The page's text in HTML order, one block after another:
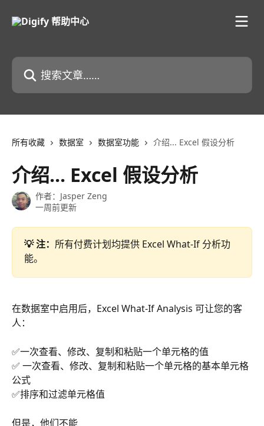
搜索文章……
所有收藏 数据室 数据室功能 介绍... Excel 假设分析
介绍... Excel 假设分析
作者： Jasper Zeng
一周前更新
💡 注： 所有付费计划均提供 Excel What-If 分析功
能。
在数据室中启用后，Excel What-If Analysis 可让您的客
人：
✅一次查看、修改、复制和粘贴一个单元格的值
✅ 一次查看、修改、复制和粘贴一个单元格的基本单元格
公式
✅排序和过滤单元格值
但是，他们不能